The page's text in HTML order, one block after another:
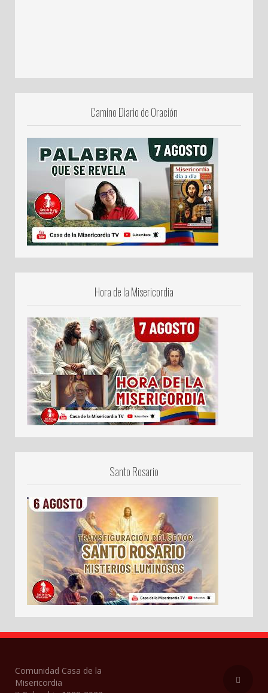
Camino Diario de Oración
Hora de la Misericordia
Santo Rosario
Comunidad Casa de la
Misericordia